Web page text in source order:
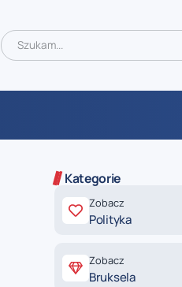
Kategorie
Zobacz
Polityka
Zobacz
Bruksela